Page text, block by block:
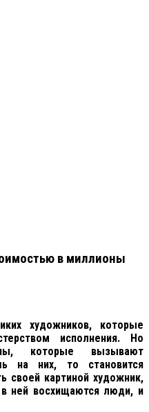
в миллионы
художников, которые
исполнения. Но
которые вызывают
на них, то становится
своей картиной художник,
ней восхищаются люди, и